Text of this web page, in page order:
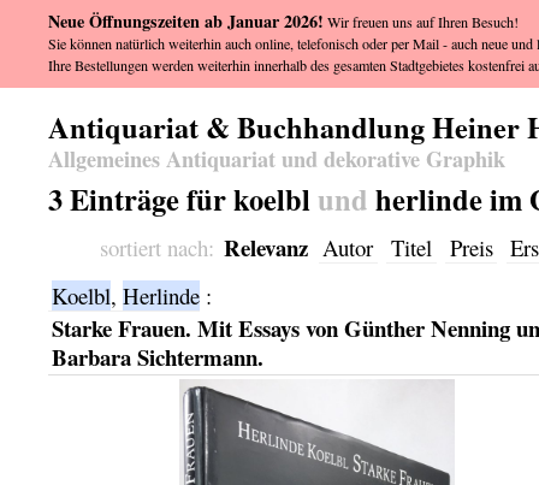
Antiquariat & Buchhandlung Heiner
Allgemeines Antiquariat und dekorative Graphik
3 Einträge für koelblund herlinde im
sortiert nach: Relevanz Autor Titel Preis
Koelbl, Herlinde:
Starke Frauen. Mit Essays von Günther Nenning
Barbara Sichtermann.
Neue Öffnungszeiten ab Januar 2026! Wir freuen uns auf Ihren Besuch!
Sie können natürlich weiterhin auch online, telefonisch oder per Mail - auch neue
Ihre Bestellungen werden weiterhin innerhalb des gesamten Stadtgebietes kostenfrei